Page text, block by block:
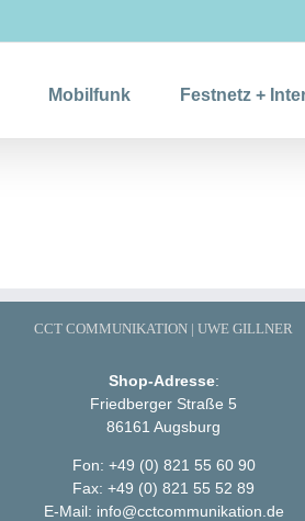
Mobilfunk Festnetz +
CCT COMMUNIKATION | UWE GILLNER
Shop-Adresse:
Friedberger Straße 5
86161 Augsburg
Fon: +49 (0) 821 55 60 90
Fax: +49 (0) 821 55 52 89
E-Mail: info@cctcommunikation.de